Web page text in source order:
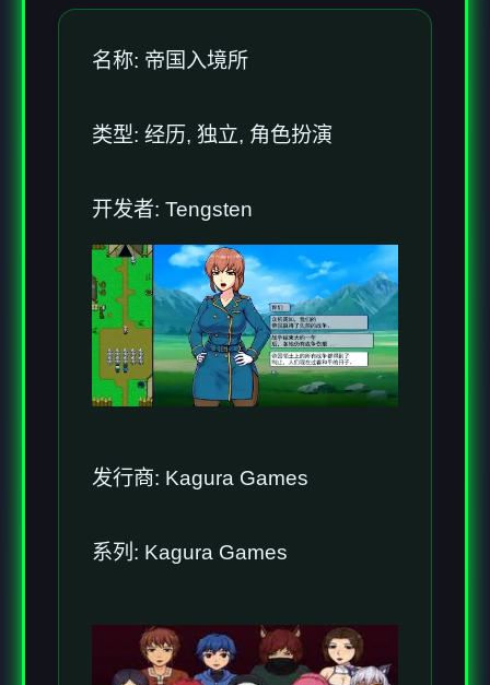
名称: 帝国入境所
类型: 经历, 独立, 角色扮演
开发者: Tengsten
发行商: Kagura Games
系列: Kagura Games